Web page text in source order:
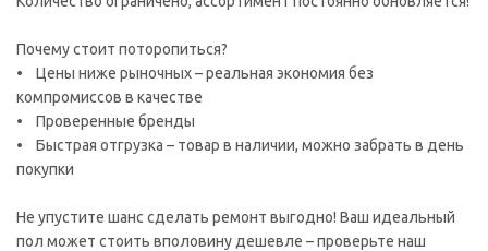
Почему стоит поторопиться?
• Цены ниже рыночных – реальная экономия без
компромиссов в качестве
• Проверенные бренды
• Быстрая отгрузка – товар в наличии, можно забрать в день
покупки
Не упустите шанс сделать ремонт выгодно! Ваш идеальный
пол может стоить вполовину дешевле – проверьте наш